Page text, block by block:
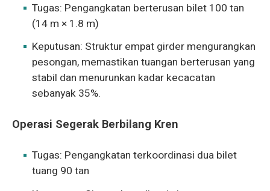
Tugas: Pengangkatan berterusan bilet 100 tan
(14 m × 1.8 m)
Keputusan: Struktur empat girder mengurangkan
pesongan, memastikan tuangan berterusan yang
stabil dan menurunkan kadar kecacatan
sebanyak 35%.
Operasi Segerak Berbilang Kren
Tugas: Pengangkatan terkoordinasi dua bilet
tuang 90 tan